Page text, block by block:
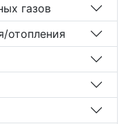
газов
отопления